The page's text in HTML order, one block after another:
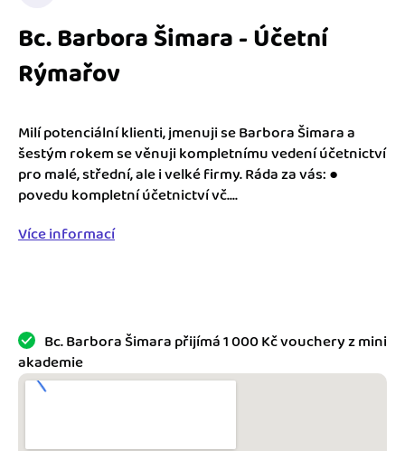
Hlídání cashflow
Spolupráce s účetní
Propojení na další systémy
Spřátelené účetní
Katalog doplňků
Nápověda
Jak začít podnikat
Jak se vyznat ve fakturaci
Blog
Šablony faktur
Šablona pro plátce DPH
Šablona pro neplátce DPH
Registrovat ZDARMA
Bc. Barbora Šimara - Účetní
Rýmařov
Milí potenciální klienti, jmenuji se Barbora Šimara a
šestým rokem se věnuji kompletnímu vedení účetnictví
pro malé, střední, ale i velké firmy. Ráda za vás: ●
povedu kompletní účetnictví vč....
Více informací
Bc. Barbora Šimara přijímá 1 000 Kč vouchery z mini
akademie